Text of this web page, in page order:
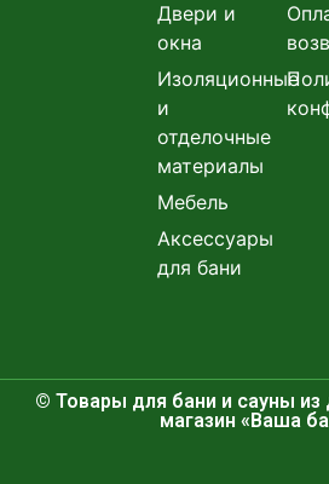
Двери и
окна
Изоляционные
и
отделочные
материалы
Мебель
Аксессуары
для бани
© Товары для бани и сауны из
магазин «Ваша